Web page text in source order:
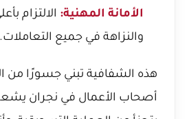
الأمانة المهنية: الالتزام
والنزاهة في جميع التعاملات.
هذه الشفافية تبني جسورًا من
أصحاب الأعمال في نجران